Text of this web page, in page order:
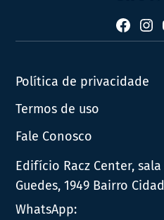
Política de privacidade
Termos de uso
Fale Conosco
Edifício Racz Center,
Guedes, 1949 Bairro
WhatsApp: